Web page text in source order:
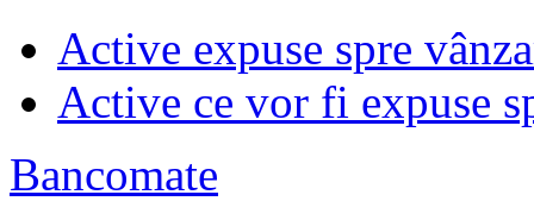
Active expuse spre
Active ce vor fi expuse
Bancomate